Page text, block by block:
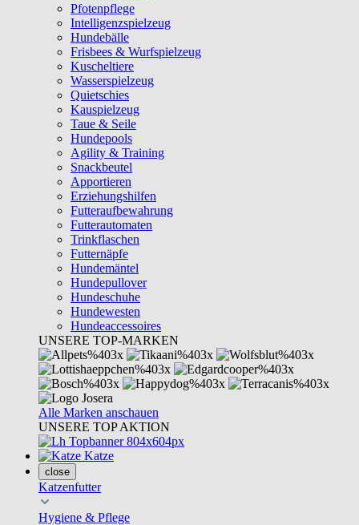
Pfotenpflege
Intelligenzspielzeug
Hundebälle
Frisbees & Wurfspielzeug
Kuscheltiere
Wasserspielzeug
Quietschies
Kauspielzeug
Taue & Seile
Hundepools
Agility & Training
Snackbeutel
Apportieren
Erziehungshilfen
Futteraufbewahrung
Futterautomaten
Trinkflaschen
Futternäpfe
Hundemäntel
Hundepullover
Hundeschuhe
Hundewesten
Hundeaccessoires
UNSERE TOP-MARKEN
Alle Marken anschauen
UNSERE TOP AKTION
Katze
close
Katzenfutter
Hygiene & Pflege